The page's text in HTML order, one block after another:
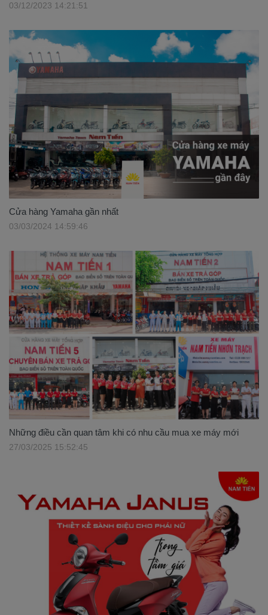
03/12/2023 14:21:51
Cửa hàng Yamaha gần nhất
03/03/2024 14:59:46
Những điều cần quan tâm khi có nhu cầu mua xe máy mới
27/03/2025 15:52:45